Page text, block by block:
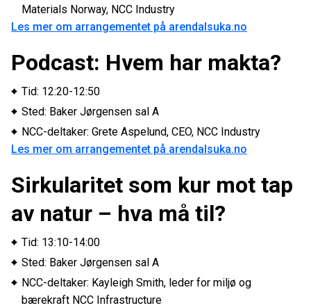
Materials Norway, NCC Industry
Les mer om arrangementet på arendalsuka.no
Podcast: Hvem har makta?
Tid: 12:20-12:50
Sted: Baker Jørgensen sal A
NCC-deltaker: Grete Aspelund, CEO, NCC Industry
Les mer om arrangementet på arendalsuka.no
Sirkularitet som kur mot tap
av natur – hva må til?
Tid: 13:10-14:00
Sted: Baker Jørgensen sal A
NCC-deltaker: Kayleigh Smith, leder for miljø og
bærekraft NCC Infrastructure